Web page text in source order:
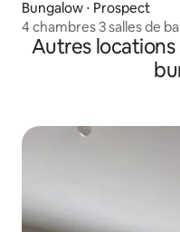
Bungalow ⋅ Prospect
4 chambres 3 salles de
Autres locations